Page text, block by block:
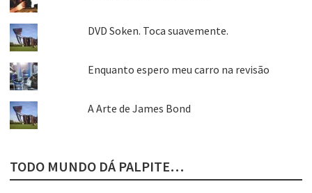
DVD Soken. Toca suavemente.
Enquanto espero meu carro na revisão
A Arte de James Bond
TODO MUNDO DÁ PALPITE…